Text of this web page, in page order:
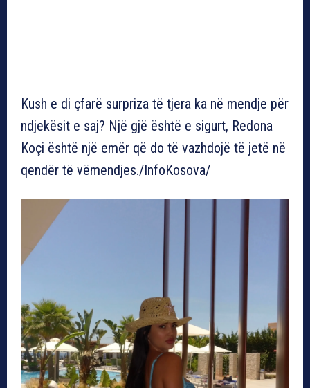
Kush e di çfarë surpriza të tjera ka në mendje për
ndjekësit e saj? Një gjë është e sigurt, Redona
Koçi është një emër që do të vazhdojë të jetë në
qendër të vëmendjes./InfoKosova/